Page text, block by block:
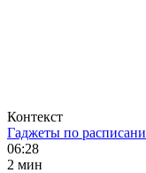
Контекст
Гаджеты по
06:28
2 мин